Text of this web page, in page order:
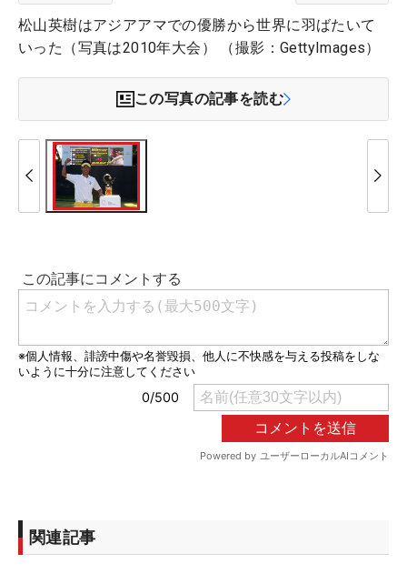
松山英樹はアジアアマでの優勝から世界に羽ばたいて
いった（写真は2010年大会） （撮影：GettyImages）
この写真の記事を読む
関連記事